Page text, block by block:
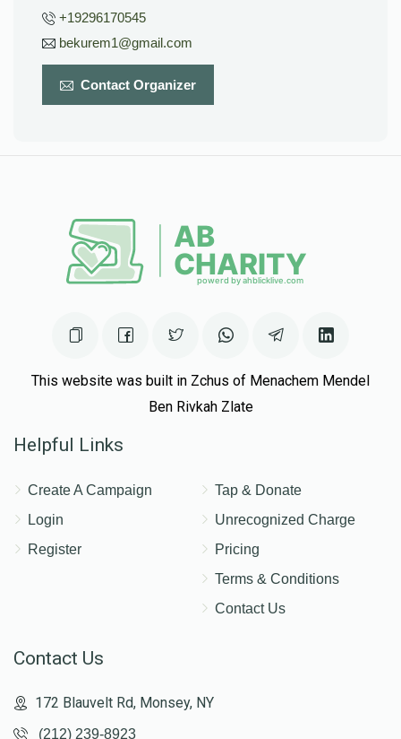
+19296170545
bekurem1@gmail.com
Contact Organizer
This website was built in Zchus of Menachem Mendel
Ben Rivkah Zlate
Helpful Links
Create A Campaign
Login
Register
Tap & Donate
Unrecognized Charge
Pricing
Terms & Conditions
Contact Us
Contact Us
172 Blauvelt Rd, Monsey, NY
(212) 239-8923